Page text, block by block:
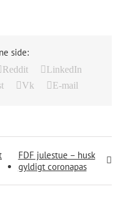
side:
Reddit
LinkedIn
Vk E-mail
FDF julestue – husk
gyldigt coronapas